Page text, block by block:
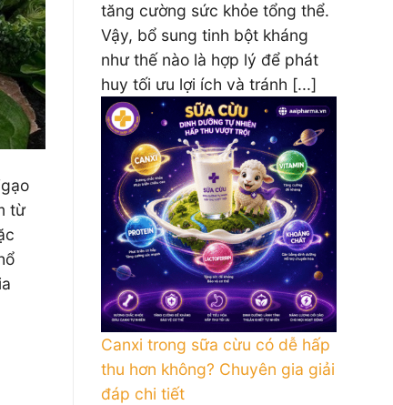
từ
tăng cường sức khỏe tổng thể.
Vậy, bổ sung tinh bột kháng
như thế nào là hợp lý để phát
huy tối ưu lợi ích và tránh [...]
Canxi trong sữa cừu có dễ hấp
thu hơn không? Chuyên gia giải
đáp chi tiết